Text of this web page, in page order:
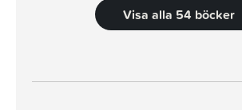
Visa alla 54 böcker